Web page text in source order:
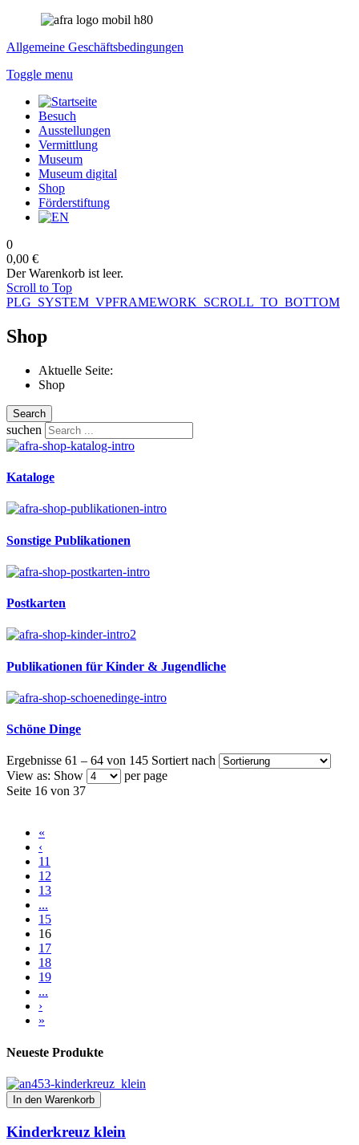
Allgemeine Geschäftsbedingungen
Toggle menu
Besuch
Ausstellungen
Vermittlung
Museum
Museum digital
Shop
Förderstiftung
0
0,00 €
Der Warenkorb ist leer.
Scroll to Top
PLG_SYSTEM_VPFRAMEWORK_SCROLL_TO_BOTTOM
Shop
Aktuelle Seite:
Shop
Search
suchen
Kataloge
Sonstige Publikationen
Postkarten
Publikationen für Kinder & Jugendliche
Schöne Dinge
Ergebnisse 61 – 64 von 145 Sortiert nach
View as: Show
per page
Seite 16 von 37
«
‹
11
12
13
...
15
16
17
18
19
...
›
»
Neueste Produkte
In den Warenkorb
Kinderkreuz klein